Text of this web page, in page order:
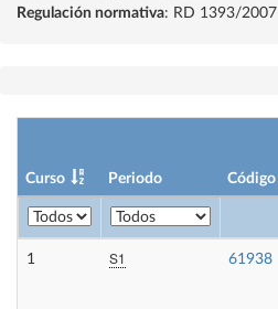
Regulación normativa: RD 1393/2007
Curso Periodo Código
1 S1 61938